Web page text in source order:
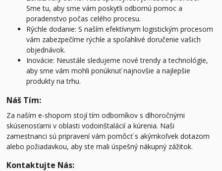
Sme tu, aby sme vám poskytli odbornú pomoc a
poradenstvo počas celého procesu.
Rýchle dodanie: S naším efektívnym logistickým procesom
vám zabezpečíme rýchle a spoľahlivé doručenie vašich
objednávok.
Inovácie: Neustále sledujeme nové trendy a technológie,
aby sme vám mohli ponúknuť najnovšie a najlepšie
produkty na trhu.
Náš Tím:
Za naším e-shopom stojí tím odborníkov s dlhoročnými
skúsenosťami v oblasti vodoinštalácií a kúrenia. Naši
zamestnanci sú pripravení vám pomôcť s akýmkoľvek dotazom
alebo požiadavkou, aby ste mali úspešný nákupný zážitok.
Kontaktujte Nás: